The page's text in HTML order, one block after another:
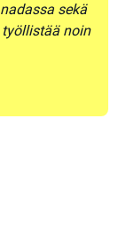
sekä
noin